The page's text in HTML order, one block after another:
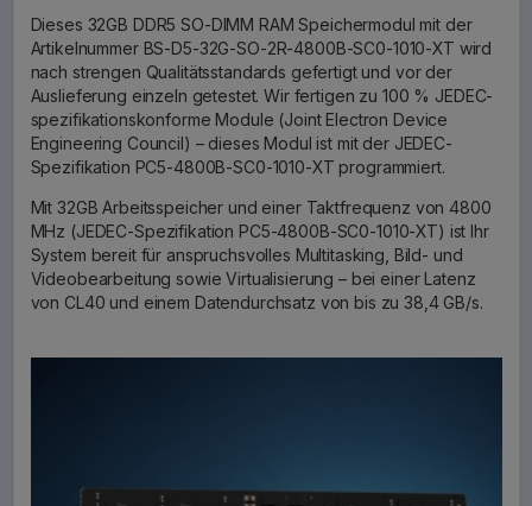
Dieses 32GB DDR5 SO-DIMM RAM Speichermodul mit der
Artikelnummer BS-D5-32G-SO-2R-4800B-SC0-1010-XT wird
nach strengen Qualitätsstandards gefertigt und vor der
Auslieferung einzeln getestet. Wir fertigen zu 100 % JEDEC-
spezifikationskonforme Module (Joint Electron Device
Engineering Council) – dieses Modul ist mit der JEDEC-
Spezifikation PC5-4800B-SC0-1010-XT programmiert.
Mit 32GB Arbeitsspeicher und einer Taktfrequenz von 4800
MHz (JEDEC-Spezifikation PC5-4800B-SC0-1010-XT) ist Ihr
System bereit für anspruchsvolles Multitasking, Bild- und
Videobearbeitung sowie Virtualisierung – bei einer Latenz
von CL40 und einem Datendurchsatz von bis zu 38,4 GB/s.